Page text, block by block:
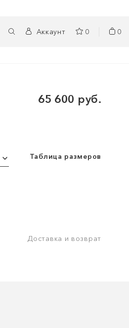
Аккаунт 0 0
65 600 руб.
Таблица размеров
Доставка и возврат